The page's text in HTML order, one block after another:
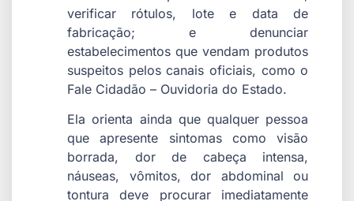
verificar rótulos, lote e data de
fabricação; e denunciar
estabelecimentos que vendam produtos
suspeitos pelos canais oficiais, como o
Fale Cidadão – Ouvidoria do Estado.
Ela orienta ainda que qualquer pessoa
que apresente sintomas como visão
borrada, dor de cabeça intensa,
náuseas, vômitos, dor abdominal ou
tontura deve procurar imediatamente